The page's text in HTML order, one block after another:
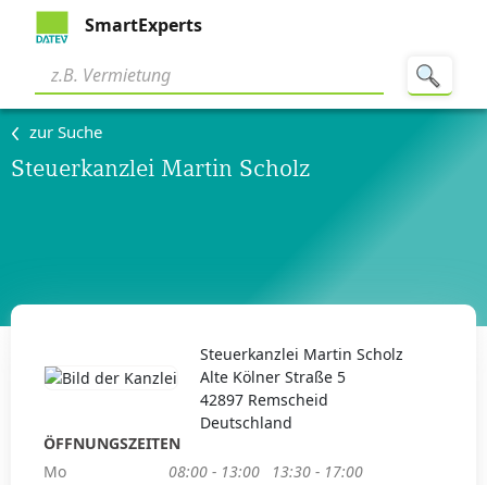
SmartExperts
zur Suche
Steuerkanzlei Martin Scholz
Steuerkanzlei Martin Scholz
Alte Kölner Straße 5
42897 Remscheid
Deutschland
ÖFFNUNGSZEITEN
Mo
08:00 - 13:00
13:30 - 17:00